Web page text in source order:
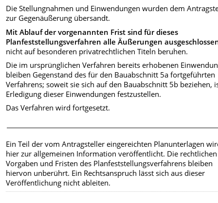
Die Stellungnahmen und Einwendungen wurden dem
zur Gegenäußerung übersandt.
Mit Ablauf der vorgenannten Frist sind für dieses
Planfeststellungsverfahren alle Äußerungen
nicht auf besonderen privatrechtlichen Titeln beruhen.
Die im ursprünglichen Verfahren bereits erhobenen
bleiben Gegenstand des für den Bauabschnitt 5a fortgeführten
Verfahrens; soweit sie sich auf den Bauabschnitt 5b beziehen,
Erledigung dieser Einwendungen festzustellen.
Das Verfahren wird fortgesetzt.
Ein Teil der vom Antragsteller eingereichten Planunterlagen
hier zur allgemeinen Information veröffentlicht. Die rechtlichen
Vorgaben und Fristen des Planfeststellungsverfahrens bleiben
hiervon unberührt. Ein Rechtsanspruch lässt sich aus dieser
Veröffentlichung nicht ableiten.